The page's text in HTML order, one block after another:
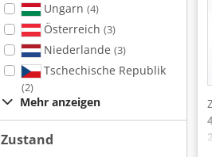
Ungarn (4)
Österreich (3)
Niederlande (3)
Tschechische Republik
(2)
Mehr anzeigen
Zustand